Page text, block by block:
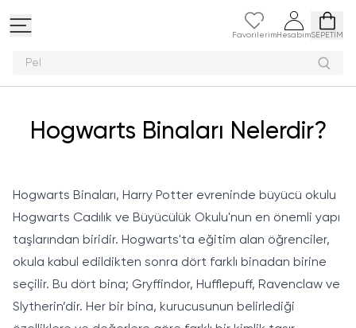
Favorilerim HesabımSEPETİM
Peluş oy
Hogwarts Binaları Nelerdir?
Hogwarts Binaları, Harry Potter evreninde büyücü okulu
Hogwarts Cadılık ve Büyücülük Okulu'nun en önemli yapı
taşlarından biridir. Hogwarts'ta eğitim alan öğrenciler,
okula kabul edildikten sonra dört farklı binadan birine
seçilir. Bu dört bina; Gryffindor, Hufflepuff, Ravenclaw ve
Slytherin’dir. Her bir bina, kurucusunun belirlediği